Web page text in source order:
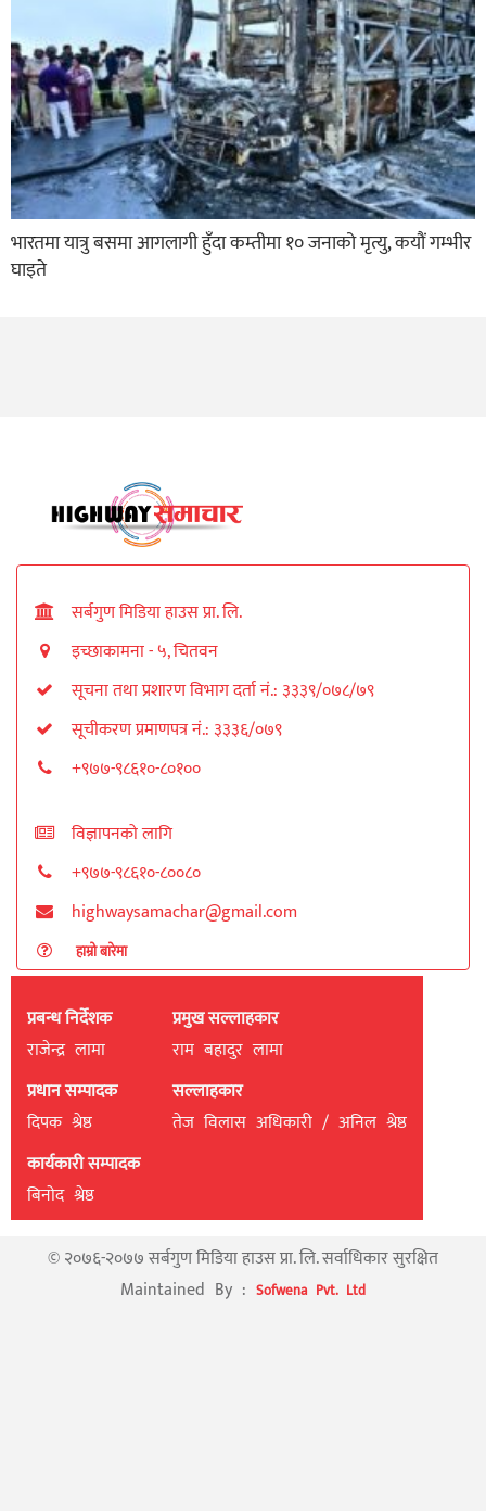
भारतमा यात्रु बसमा आगलागी हुँदा कम्तीमा १० जनाको मृत्यु, कयौं गम्भीर
घाइते
सर्बगुण मिडिया हाउस प्रा. लि.
इच्छाकामना - ५, चितवन
सूचना तथा प्रशारण विभाग दर्ता नं.: ३३३९/०७८/७९
सूचीकरण प्रमाणपत्र नं.: ३३३६/०७९
+९७७-९८६१०-८०१००
विज्ञापनको लागि
+९७७-९८६१०-८००८०
highwaysamachar@gmail.com
हाम्रो बारेमा
प्रबन्ध निर्देशक
राजेन्द्र लामा
प्रधान सम्पादक
दिपक श्रेष्ठ
कार्यकारी सम्पादक
बिनाेद श्रेष्ठ
प्रमुख सल्लाहकार
राम बहादुर लामा
सल्लाहकार
तेज विलास अधिकारी / अनिल श्रेष्ठ
© २०७६-२०७७ सर्बगुण मिडिया हाउस प्रा. लि. सर्वाधिकार सुरक्षित
Maintained By : Sofwena Pvt. Ltd